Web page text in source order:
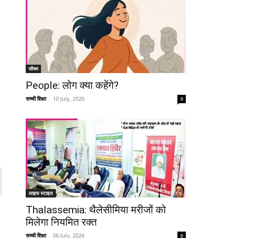
फीचर
People: लोग क्या कहेंगे?
सच्ची शिक्षा - 10 July, 2026 0
लाइफ स्टाइल
Thalassemia: थैलेसीमिया मरीजों को
मिलेगा नियमित रक्त
सच्ची शिक्षा - 06 July, 2026 0